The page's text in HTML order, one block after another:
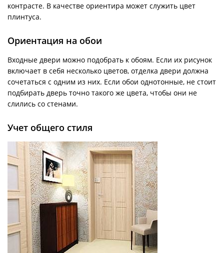
контрасте. В качестве ориентира может служить цвет
плинтуса.
Ориентация на обои
Входные двери можно подобрать к обоям. Если их рисунок
включает в себя несколько цветов, отделка двери должна
сочетаться с одним из них. Если обои однотонные, не стоит
подбирать дверь точно такого же цвета, чтобы они не
слились со стенами.
Учет общего стиля